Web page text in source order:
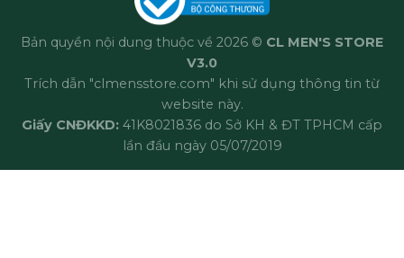
Bản quyền nội dung thuộc về 2026 © CL MEN'S STORE
V3.0
Trích dẫn "clmensstore.com" khi sử dụng thông tin từ
website này.
Giấy CNĐKKD: 41K8021836 do Sở KH & ĐT TPHCM cấp
lần đầu ngày 05/07/2019